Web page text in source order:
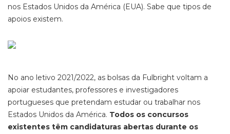
nos Estados Unidos da América (EUA). Sabe que tipos de
apoios existem.
No ano letivo 2021/2022, as bolsas da Fulbright voltam a
apoiar estudantes, professores e investigadores
portugueses que pretendam estudar ou trabalhar nos
Estados Unidos da América. Todos os concursos
existentes têm candidaturas abertas durante os